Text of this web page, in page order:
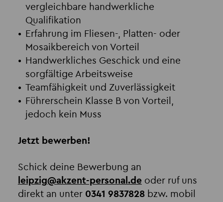
vergleichbare handwerkliche
Qualifikation
Erfahrung im Fliesen-, Platten- oder
Mosaikbereich von Vorteil
Handwerkliches Geschick und eine
sorgfältige Arbeitsweise
Teamfähigkeit und Zuverlässigkeit
Führerschein Klasse B von Vorteil,
jedoch kein Muss
Jetzt bewerben!
Schick deine Bewerbung an
leipzig@akzent-personal.de oder ruf uns
direkt an unter 0341 9837828bzw. mobil